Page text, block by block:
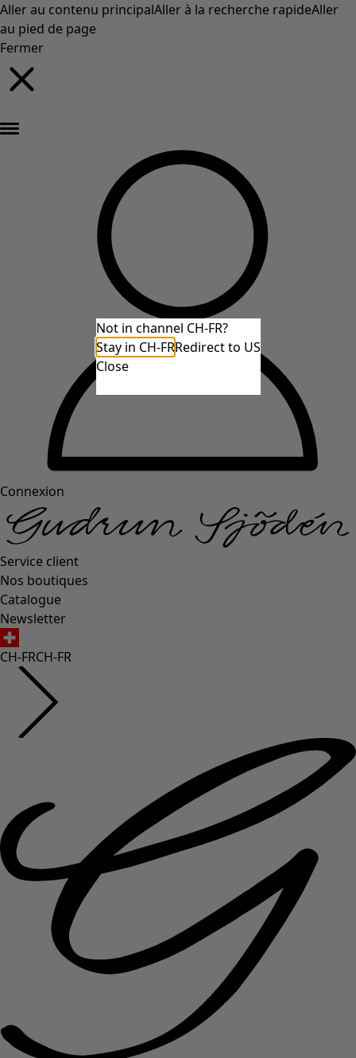
Aller au contenu principalAller à la recherche rapideAller
au pied de page
Fermer
Connexion
Service client
Nos boutiques
Catalogue
Newsletter
CH-FRCH-FR
Not in channel CH-FR?
Stay in CH-FRRedirect to US
Close